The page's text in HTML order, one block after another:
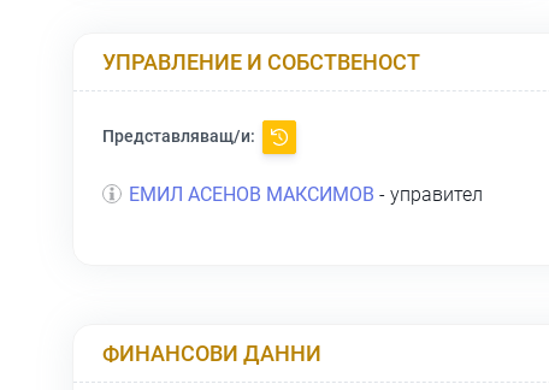
УПРАВЛЕНИЕ И СОБСТВЕНОСТ
Представляващ/и:
ЕМИЛ АСЕНОВ МАКСИМОВ - управител
ФИНАНСОВИ ДАННИ